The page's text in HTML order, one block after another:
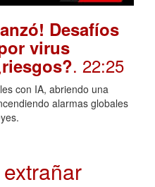
Desafíos
virus
. 22:25
con IA, abriendo una
alarmas globales